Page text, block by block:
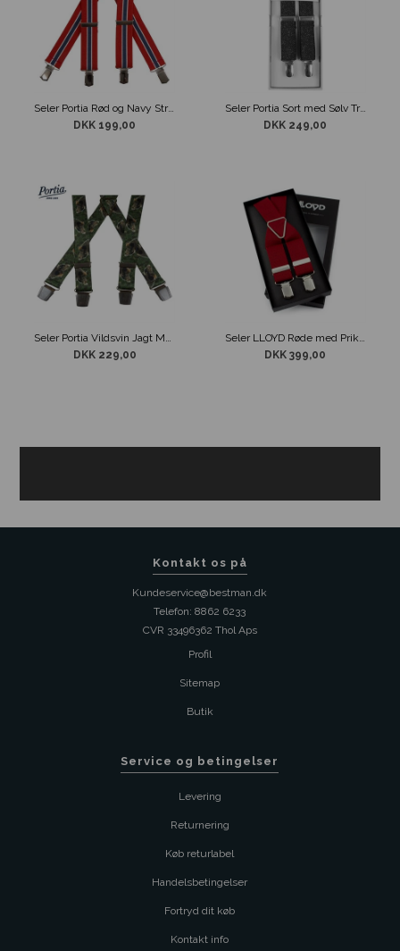
Seler Portia Rød og Navy Stribet
DKK 199,00
Seler Portia Sort med Sølv Tråd
DKK 249,00
Seler Portia Vildsvin Jagt Motiv
DKK 229,00
Seler LLOYD Røde med Prikket Mønster
DKK 399,00
Kontakt os på
Kundeservice@bestman.dk
Telefon: 8862 6233
CVR 33496362 Thol Aps
Profil
Sitemap
Butik
Service og betingelser
Levering
Returnering
Køb returlabel
Handelsbetingelser
Fortryd dit køb
Kontakt info